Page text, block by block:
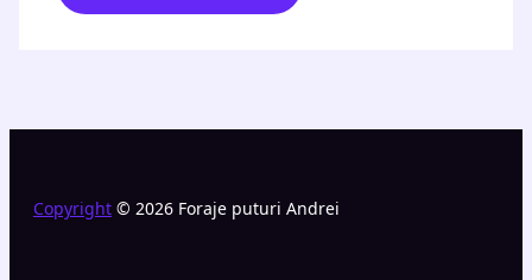
Copyright © 2026 Foraje puturi Andrei